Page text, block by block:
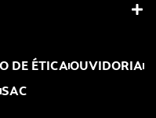
DE ÉTICAOUVIDORIA
SAC